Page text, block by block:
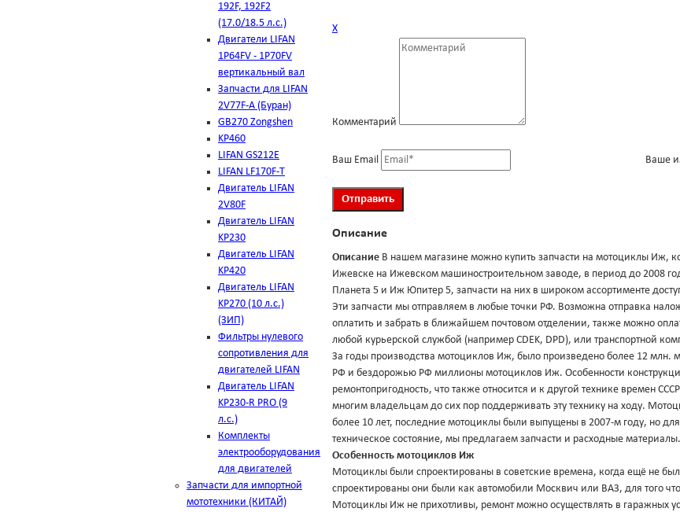
192F, 192F2
(17.0/18.5 л.с.)
Двигатели LIFAN
1Р64FV - 1Р70FV
вертикальный вал
Запчасти для LIFAN
2V77F-A (Буран)
GB270 Zongshen
KP460
LIFAN GS212E
LIFAN LF170F-T
Двигатель LIFAN
2V80F
Двигатель LIFAN
KP230
Двигатель LIFAN
KP420
Двигатель LIFAN
KP270 (10 л.с.)
(ЗИП)
Фильтры нулевого
сопротивления для
двигателей LIFAN
Двигатель LIFAN
KP230-R PRO (9
л.с.)
Комплекты
электрооборудования
для двигателей
Запчасти для импортной
мототехники (КИТАЙ)
Х
Комментарий
Ваш Email Ваше
Описание
Описание В нашем магазине можно купить запчасти на мотоциклы Иж,
Ижевске на Ижевском машиностроительном заводе, в период до 2008
Планета 5 и Иж Юпитер 5, запчасти на них в широком ассортименте
Эти запчасти мы отправляем в любые точки РФ. Возможна отправка
оплатить и забрать в ближайшем почтовом отделении, также можно
любой курьерской службой (например CDEK, DPD), или транспортной
За годы производства мотоциклов Иж, было произведено более 12 млн.
РФ и бездорожью РФ миллионы мотоциклов Иж. Особенности
ремонтопригодность, что также относится и к другой технике времен
многим владельцам до сих пор поддерживать эту технику на ходу.
более 10 лет, последние мотоциклы были выпущены в 2007-м году, но
техническое состояние, мы предлагаем запчасти и расходные материалы.
Особенность мотоциклов Иж
Мотоциклы были спроектированы в советские времена, когда ещё не
спроектированы они были как автомобили Москвич или ВАЗ, для того
Мотоциклы Иж не прихотливы, ремонт можно осуществлять в гаражных